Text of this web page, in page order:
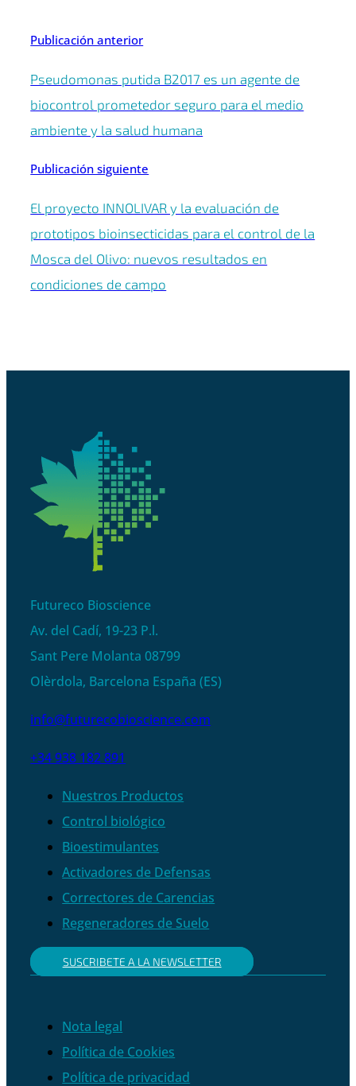
Publicación anterior
Pseudomonas putida B2017 es un agente de
biocontrol prometedor seguro para el medio
ambiente y la salud humana
Publicación siguiente
El proyecto INNOLIVAR y la evaluación de
prototipos bioinsecticidas para el control de la
Mosca del Olivo: nuevos resultados en
condiciones de campo
Futureco Bioscience
Av. del Cadí, 19-23 P.l.
Sant Pere Molanta 08799
Olèrdola, Barcelona España (ES)
info@futurecobioscience.com
+34 938 182 891
Nuestros Productos
Control biológico
Bioestimulantes
Activadores de Defensas
Correctores de Carencias
Regeneradores de Suelo
SUSCRIBETE A LA NEWSLETTER
Nota legal
Política de Cookies
Política de privacidad